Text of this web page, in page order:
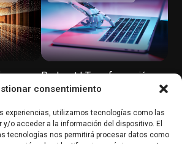
consentimiento
experiencias, utilizamos tecnologías como las
y/o acceder a la información del dispositivo. El
tecnologías nos permitirá procesar datos como
que
Podcast | Transformación
digital: Innovación, cultura y
Marketing y
Comunicación Digital